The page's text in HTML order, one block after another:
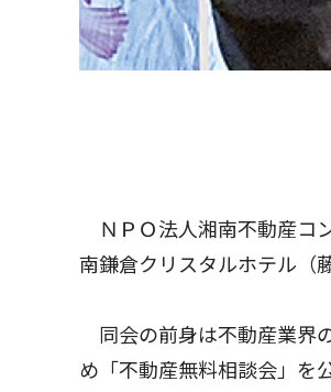
ＮＰＯ法人湘南不動産コ
南鎌倉クリスタルホテル（
同会の前身は不動産業界
め「不動産無料相談会」を